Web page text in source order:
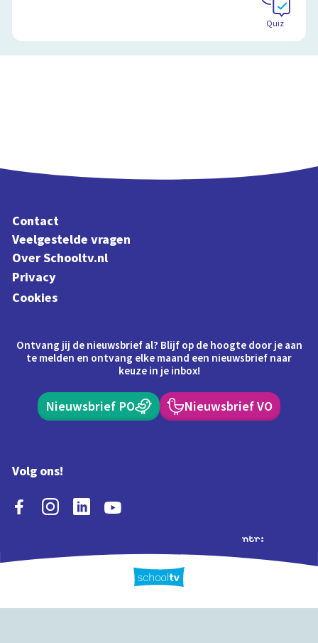
Quiz
Contact
Veelgestelde vragen
Over Schooltv.nl
Privacy
Cookies
Ontvang jij de nieuwsbrief al? Blijf op de hoogte door je aan
te melden en ontvang elke maand een nieuwsbrief naar
keuze in je inbox!
Nieuwsbrief PO Nieuwsbrief VO
Volg ons!